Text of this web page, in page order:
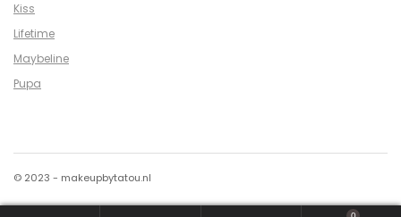
Kiss
Lifetime
Maybeline
Pupa
© 2023 - makeupbytatou.nl